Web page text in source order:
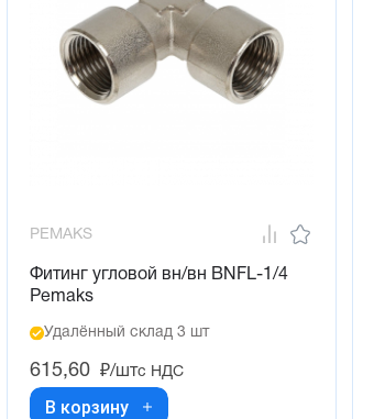
PEMAKS
Фитинг угловой вн/вн BNFL-1/4
Pemaks
Удалённый склад 3 шт
615,60 ₽/штс НДС
В корзину